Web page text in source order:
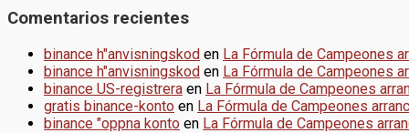
Comentarios recientes
binance h"anvisningskod en La Fórmula de Campeones
binance h"anvisningskod en La Fórmula de Campeones
binance US-registrera en La Fórmula de Campeones
gratis binance-konto en La Fórmula de Campeones
binance "oppna konto en La Fórmula de Campeones